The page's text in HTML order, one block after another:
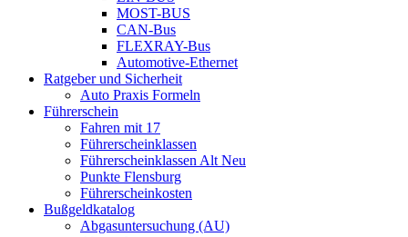
MOST-BUS
CAN-Bus
FLEXRAY-Bus
Automotive-Ethernet
Ratgeber und Sicherheit
Auto Praxis Formeln
Führerschein
Fahren mit 17
Führerscheinklassen
Führerscheinklassen Alt Neu
Punkte Flensburg
Führerscheinkosten
Bußgeldkatalog
Abgasuntersuchung (AU)